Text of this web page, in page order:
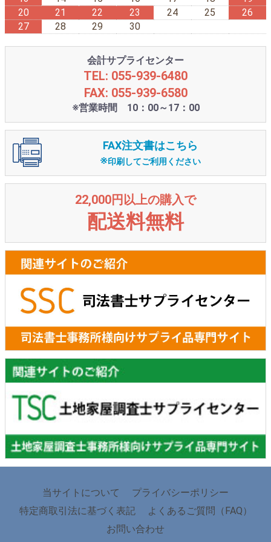
20
21 22 23 24 25
26
27
28 29 30
会計サプライセンター
TEL: 055-939-6480
FAX: 055-939-6580
※営業時間 10：00～17：00
FAX注文書はこちら
※印刷してご利用ください
22,000円以上の購入で
配送料無料
当サイトについて
プライバシーポリシー
特定商取引法に基づく表記
よくあるご質問（FAQ）
お問い合わせ